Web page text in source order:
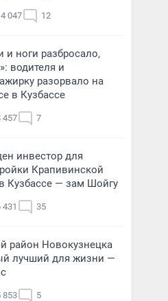
047 12
и ноги разбросало,
водителя и
разорвало на
в Кузбассе
457 7
инвестор для
Крапивинской
Кузбассе — зам Шойгу
431 35
район Новокузнецка
лучший для жизни —
853 5